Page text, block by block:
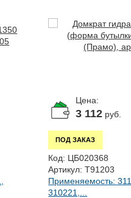
Цена:
3 112 руб.
ПОД ЗАКАЗ
Код: ЦБ020368
Артикул: Т91203
Применяемость:
310221,...